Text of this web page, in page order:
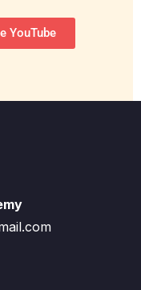
YouTube